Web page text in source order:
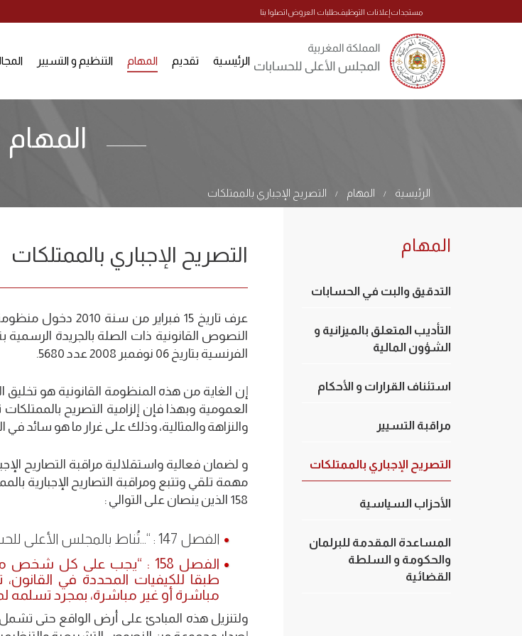
مستجداتإعلانات التوظيفطلبات العروضاتصلوا بنا
الرئيسية تقديم المهام التنظيم و التسيير
المهام
الرئيسية / المهام / التصريح الإجباري بالممتلكات
المهام
التدقيق والبت في الحسابات
التأديب المتعلق بالميزانية و
الشؤون المالية
استئناف القرارات و الأحكام
مراقبة التسيير
التصريح الإجباري بالممتلكات
الأحزاب السياسية
المساعدة المقدمة للبرلمان
والحكومة و السلطة
القضائية
التصريح الإجباري بالممتلكات
عرف تاريخ 15
الفرنسية بتاريخ 06 نوفمبر 2008 عدد 5680.
إن الغاية من هذه المنظومة القانونية هو تخليق
العمومية وبهذا فإن إلزامية التصريح
والنزاهة والمثالية، وذلك على غرار ما هو سائد
و لضمان فعالية واستقلالية مراقبة التصاريح
158 الذين ينصان على التوالي :
الفصل 147 : “…تُناط بالمجلس الأعلى للحسابات مهمة مراقبة وتتبع التصريح بالممتلكات… “
الفصل 158 : “يجب على كل
طبقا للكيفيات المحددة في القانون،
مباشرة أو غير مباشرة، بمجرد تسلمه
ولتنزيل هذه المبادئ على أرض الواقع حتى